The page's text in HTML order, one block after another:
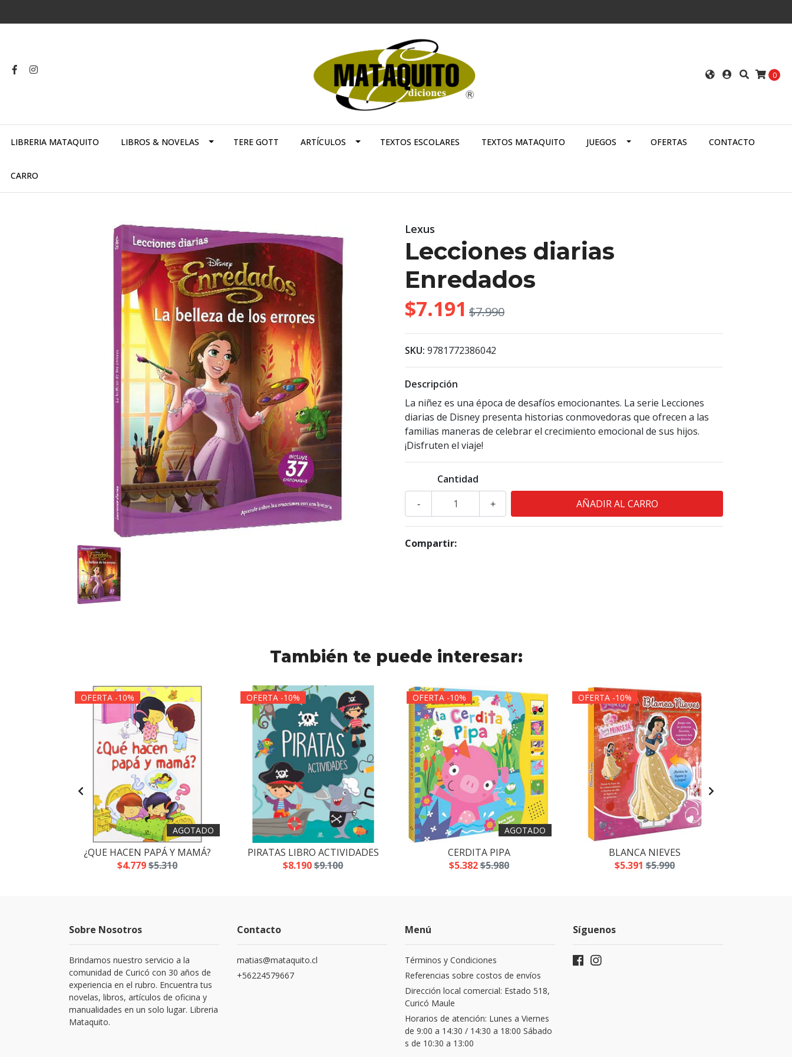
0
LIBRERIA MATAQUITO LIBROS & NOVELAS TERE GOTT ARTÍCULOS TEXTOS ESCOLARES TEXTOS MATAQUITO JUEGOS OFERTAS CONTACTO
CARRO
Lexus
Lecciones diarias
Enredados
$7.191 $7.990
SKU: 9781772386042
Descripción
La niñez es una época de desafíos emocionantes. La serie Lecciones
diarias de Disney presenta historias conmovedoras que ofrecen a las
familias maneras de celebrar el crecimiento emocional de sus hijos.
¡Disfruten el viaje!
Cantidad
+
-
Compartir:
También te puede interesar:
OFERTA -10%
AGOTADO
¿QUE HACEN PAPÁ Y MAMÁ?
$4.779$5.310
OFERTA -10%
PIRATAS LIBRO ACTIVIDADES
$8.190$9.100
OFERTA -10%
AGOTADO
CERDITA PIPA
$5.382$5.980
OFERTA -10%
BLANCA NIEVES
$5.391 $5.990
Sobre Nosotros
Brindamos nuestro servicio a la
comunidad de Curicó con 30 años de
experiencia en el rubro. Encuentra tus
novelas, libros, artículos de oficina y
manualidades en un solo lugar. Libreria
Mataquito.
Contacto
matias@mataquito.cl
+56224579667
Menú
Términos y Condiciones
Referencias sobre costos de envíos
Dirección local comercial: Estado 518,
Curicó Maule
Horarios de atención: Lunes a Viernes
de 9:00 a 14:30 / 14:30 a 18:00 Sábado
s de 10:30 a 13:00
Síguenos